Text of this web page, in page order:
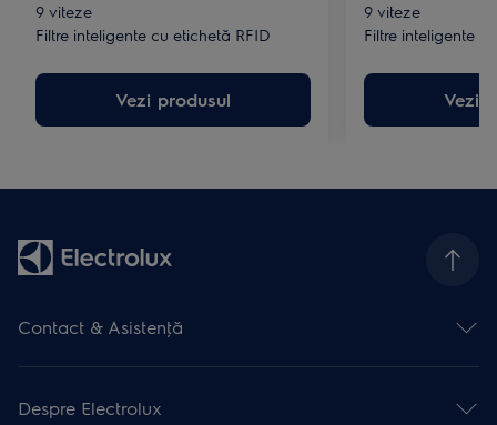
9 viteze
Filtre inteligente cu etichetă RFID
Vezi produsul
9 viteze
Filtre inteligente
Vezi
Contact & Asistenţă
Asistenţă online
Despre Electrolux